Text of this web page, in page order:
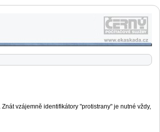
vzájemně identifikátory "protistrany" je nutné vždy,